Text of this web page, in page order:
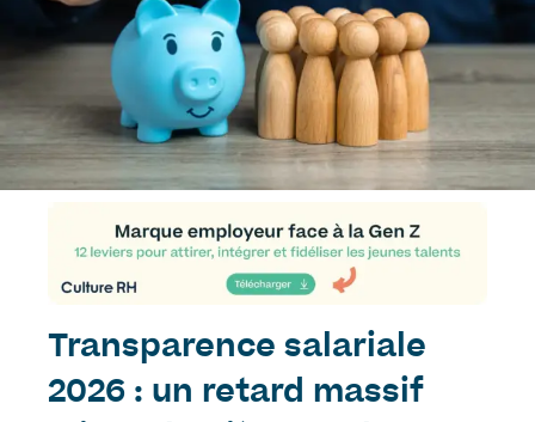
Transparence salariale
2026 : un retard massif